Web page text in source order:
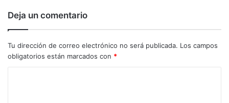
Deja un comentario
Tu dirección de correo electrónico no será publicada. Los campos
obligatorios están marcados con *